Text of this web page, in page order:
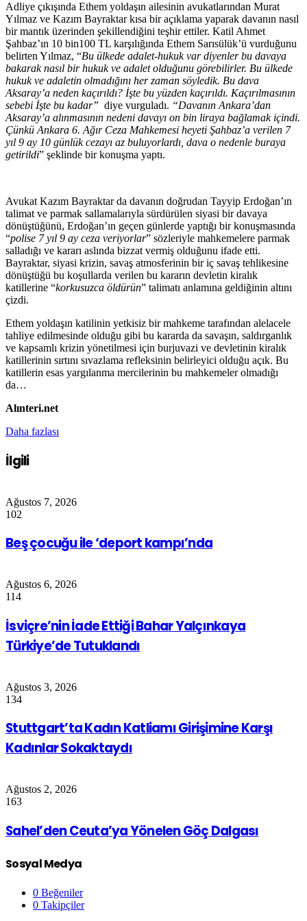
Adliye çıkışında Ethem yoldaşın ailesinin avukatlarından Murat
Yılmaz ve Kazım Bayraktar kısa bir açıklama yaparak davanın nasıl
bir mantık üzerinden şekillendiğini teşhir ettiler. Katil Ahmet
Şahbaz’ın 10 bin100 TL karşılığında Ethem Sarısülük’ü vurduğunu
belirten Yılmaz, “Bu ülkede adalet-hukuk var diyenler bu davaya
bakarak nasıl bir hukuk ve adalet olduğunu görebilirler. Bu ülkede
hukuk ve adaletin olmadığını her zaman söyledik. Bu dava
Aksaray’a neden kaçırıldı? İşte bu yüzden kaçırıldı. Kaçırılmasının
sebebi İşte bu kadar” diye vurguladı. “Davanın Ankara’dan
Aksaray’a alınmasının nedeni davayı on bin liraya bağlamak içindi.
Çünkü Ankara 6. Ağır Ceza Mahkemesi heyeti Şahbaz’a verilen 7
yıl 9 ay 10 günlük cezayı az buluyorlardı, dava o nedenle buraya
getirildi” şeklinde bir konuşma yaptı.
Avukat Kazım Bayraktar da davanın doğrudan Tayyip Erdoğan’ın
talimat ve parmak sallamalarıyla sürdürülen siyasi bir davaya
dönüştüğünü, Erdoğan’ın geçen günlerde yaptığı bir konuşmasında
“polise 7 yıl 9 ay ceza veriyorlar” sözleriyle mahkemelere parmak
salladığı ve kararı aslında bizzat vermiş olduğunu ifade etti.
Bayraktar, siyasi krizin, savaş atmosferinin bir iç savaş tehlikesine
dönüştüğü bu koşullarda verilen bu kararın devletin kiralık
katillerine “korkusuzca öldürün” talimatı anlamına geldiğinin altını
çizdi.
Ethem yoldaşın katilinin yetkisiz bir mahkeme tarafından alelacele
tahliye edilmesinde olduğu gibi bu kararda da savaşın, saldırganlık
ve kapsamlı krizin yönetilmesi için burjuvazi ve devletinin kiralık
katillerinin sırtını sıvazlama refleksinin belirleyici olduğu açık. Bu
katillerin esas yargılanma mercilerinin bu mahkemeler olmadığı
da…
Alınteri.net
Daha fazlası
İlgili
Ağustos 7, 2026
102
Beş çocuğu ile ‘deport kampı’nda
Ağustos 6, 2026
114
İsviçre’nin İade Ettiği Bahar Yalçınkaya
Türkiye’de Tutuklandı
Ağustos 3, 2026
134
Stuttgart’ta Kadın Katliamı Girişimine Karşı
Kadınlar Sokaktaydı
Ağustos 2, 2026
163
Sahel’den Ceuta’ya Yönelen Göç Dalgası
Sosyal Medya
0 Beğeniler
0 Takipçiler